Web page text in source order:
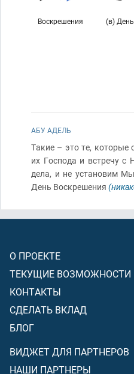
(в) День
Воскрешения
АБУ АДЕЛЬ
Такие – это те,
их Господа и встречу
дела, и не установим
День Воскрешения
О ПРОЕКТЕ
ТЕКУЩИЕ ВОЗМОЖНОСТИ
КОНТАКТЫ
СДЕЛАТЬ ВКЛАД
БЛОГ
ВИДЖЕТ ДЛЯ ПАРТНЕРОВ
НАШИ ПАРТНЕРЫ